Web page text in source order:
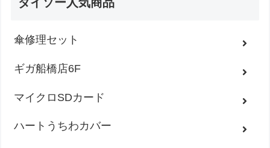
傘修理セット
ギガ船橋店6F
マイクロSDカード
ハートうちわカバー